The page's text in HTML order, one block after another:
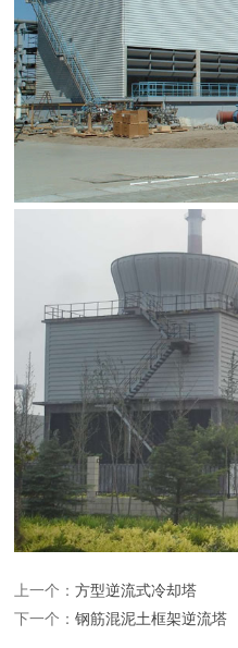
上一个：方型逆流式冷却塔
下一个：钢筋混泥土框架逆流塔